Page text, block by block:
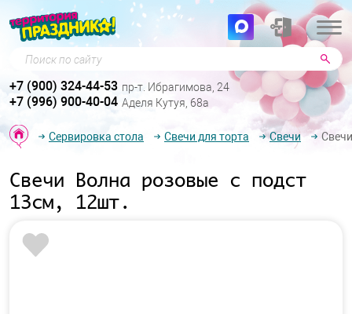
Поиск по сайту
+7 (900) 324-44-53 пр-т. Ибрагимова, 24
+7 (996) 900-40-04 Аделя Кутуя, 68а
Сервировка стола Свечи для торта Свечи
Свечи Волна розовые с подст
13см, 12шт.